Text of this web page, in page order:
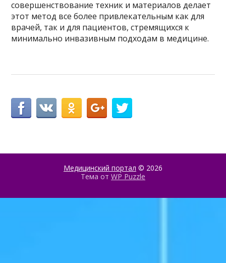
совершенствование техник и материалов делает
этот метод все более привлекательным как для
врачей, так и для пациентов, стремящихся к
минимально инвазивным подходам в медицине.
Медицинский портал © 2026
Тема от WP Puzzle